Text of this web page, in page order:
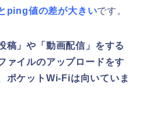
ping値の差が大きいです。
稿」や「動画配信」をする
ァイルのアップロードをす
ポケットWi-Fiは向いていま